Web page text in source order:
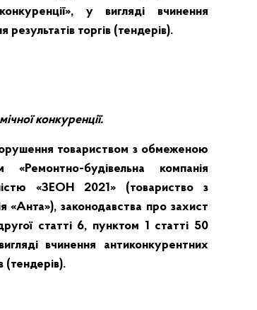
у вигляді вчинення
торгів (тендерів).
конкуренції.
товариством з обмеженою
«Ремонтно-будівельна компанія
«ЗЕОН 2021» (товариство з
«Анта»), законодавства про захист
статті 6, пунктом 1 статті 50
вчинення антиконкурентних
(тендерів).